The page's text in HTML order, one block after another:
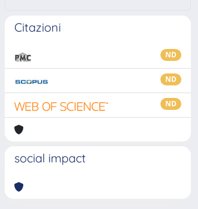
Citazioni
ND
ND
ND
social impact